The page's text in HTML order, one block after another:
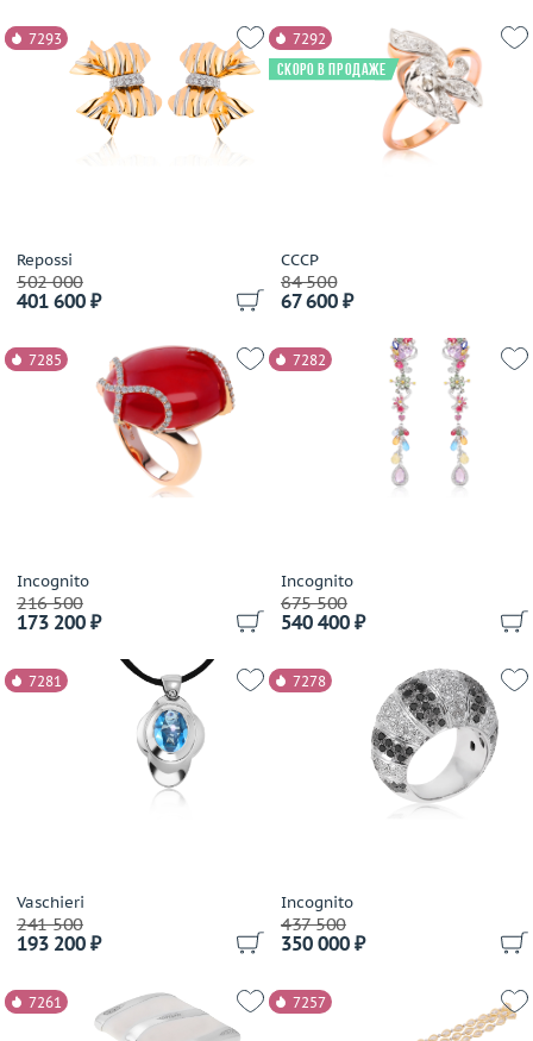
JIC
John Hardy
Jovane
Judith Ripka
Kria
Kwiat
Leo Pizzo
Leo Wittwer
Luca Carati
Lykov`s Jewellery
Manca Gioielli
Mangiarotti
Marco Bicego
Marina Bulgari
Mattioli
Mauboussin
Mercury
7293
Repossi
502 000
401 600 ₽
7292
СССР
84 500
67 600 ₽
Скоро в продаже
7285
Incognito
216 500
173 200 ₽
7282
Incognito
675 500
540 400 ₽
7281
Vaschieri
241 500
193 200 ₽
7278
Incognito
437 500
350 000 ₽
7261 7257